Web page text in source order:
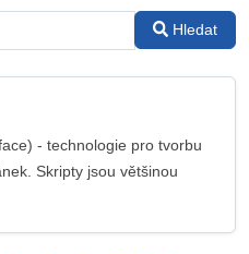
Hledat
- technologie pro tvorbu
Skripty jsou většinou